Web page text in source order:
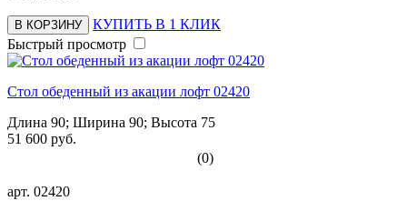
В КОРЗИНУ
КУПИТЬ В 1 КЛИК
Быстрый просмотр
Стол обеденный из акации лофт 02420
Длина 90; Ширина 90; Высота 75
51 600 руб.
(0)
арт. 02420